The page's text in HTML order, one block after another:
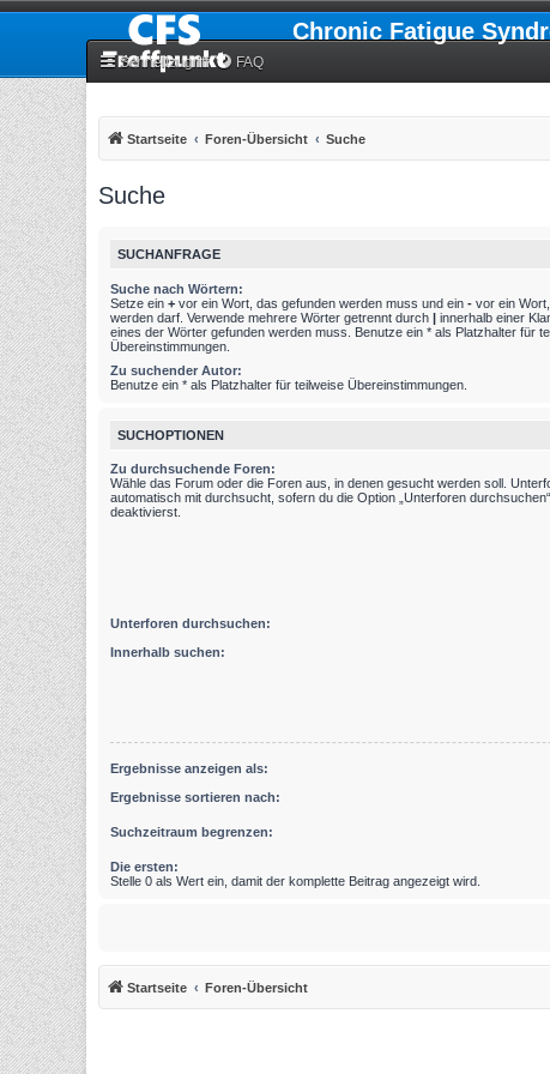
Chronic Fatigue
Schnellzugriff FAQ
Startseite Foren-Übersicht Suche
Suche
SUCHANFRAGE
Suche nach Wörtern:
Setze ein + vor ein Wort, das gefunden werden muss und ein - vor ein
werden darf. Verwende mehrere Wörter getrennt durch | innerhalb einer
eines der Wörter gefunden werden muss. Benutze ein * als Platzhalter für
Übereinstimmungen.
Zu suchender Autor:
Benutze ein * als Platzhalter für teilweise Übereinstimmungen.
SUCHOPTIONEN
Zu durchsuchende Foren:
Wähle das Forum oder die Foren aus, in denen gesucht werden soll.
automatisch mit durchsucht, sofern du die Option „Unterforen
deaktivierst.
Unterforen durchsuchen:
Innerhalb suchen:
Ergebnisse anzeigen als:
Ergebnisse sortieren nach:
Suchzeitraum begrenzen:
Die ersten:
Stelle 0 als Wert ein, damit der komplette Beitrag angezeigt wird.
Startseite Foren-Übersicht